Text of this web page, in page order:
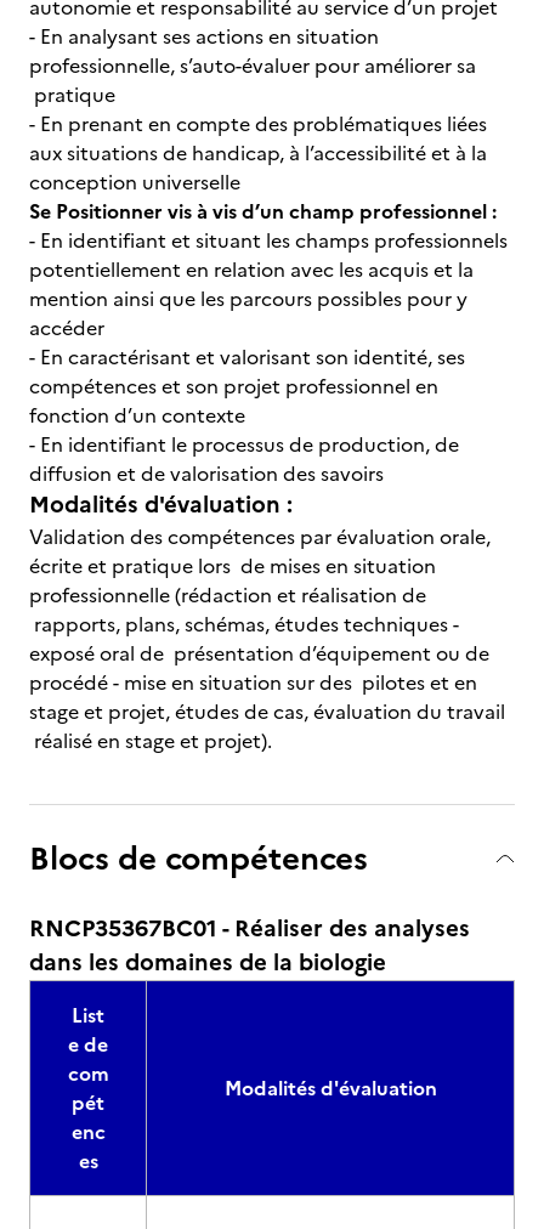
autonomie et responsabilité au service d’un projet
- En analysant ses actions en situation
professionnelle, s’auto-évaluer pour améliorer sa
pratique
- En prenant en compte des problématiques liées
aux situations de handicap, à l’accessibilité et à la
conception universelle
Se Positionner vis à vis d’un champ professionnel :
- En identifiant et situant les champs professionnels
potentiellement en relation avec les acquis et la
mention ainsi que les parcours possibles pour y
accéder
- En caractérisant et valorisant son identité, ses
compétences et son projet professionnel en
fonction d’un contexte
- En identifiant le processus de production, de
diffusion et de valorisation des savoirs
Modalités d'évaluation :
Validation des compétences par évaluation orale,
écrite et pratique lors de mises en situation
professionnelle (rédaction et réalisation de
rapports, plans, schémas, études techniques -
exposé oral de présentation d’équipement ou de
procédé - mise en situation sur des pilotes et en
stage et projet, études de cas, évaluation du travail
réalisé en stage et projet).
Blocs de compétences
RNCP35367BC01 - Réaliser des analyses
dans les domaines de la biologie
List
e de
com
pét
enc
es
Modalités d'évaluation